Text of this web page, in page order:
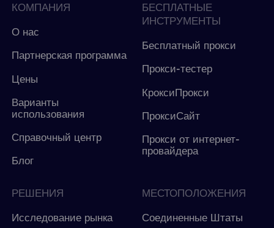
КОМПАНИЯ
О нас
Партнерская программа
Цены
Варианты
использования
Справочный центр
Блог
БЕСПЛАТНЫЕ
ИНСТРУМЕНТЫ
Бесплатный прокси
Прокси-тестер
КроксиПрокси
ПроксиСайт
Прокси от интернет-
провайдера
РЕШЕНИЯ
Исследование рынка
МЕСТОПОЛОЖЕНИЯ
Соединенные Штаты